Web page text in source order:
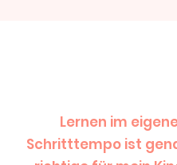
Lernen im
Schritttempo ist